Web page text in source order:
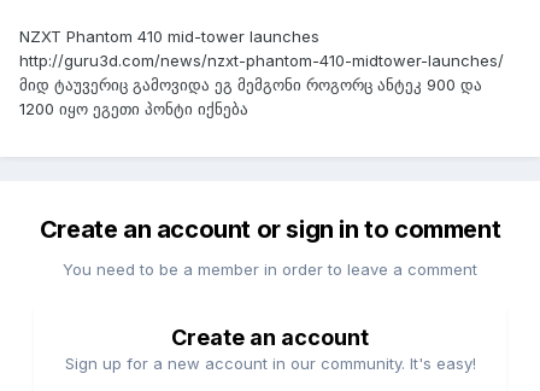
NZXT Phantom 410 mid-tower launches
http://guru3d.com/news/nzxt-phantom-410-midtower-launches/
მიდ ტაუვერიც გამოვიდა ეგ მემგონი როგორც ანტეკ 900 და
1200 იყო ეგეთი პონტი იქნება
Create an account or sign in to comment
You need to be a member in order to leave a comment
Create an account
Sign up for a new account in our community. It's easy!